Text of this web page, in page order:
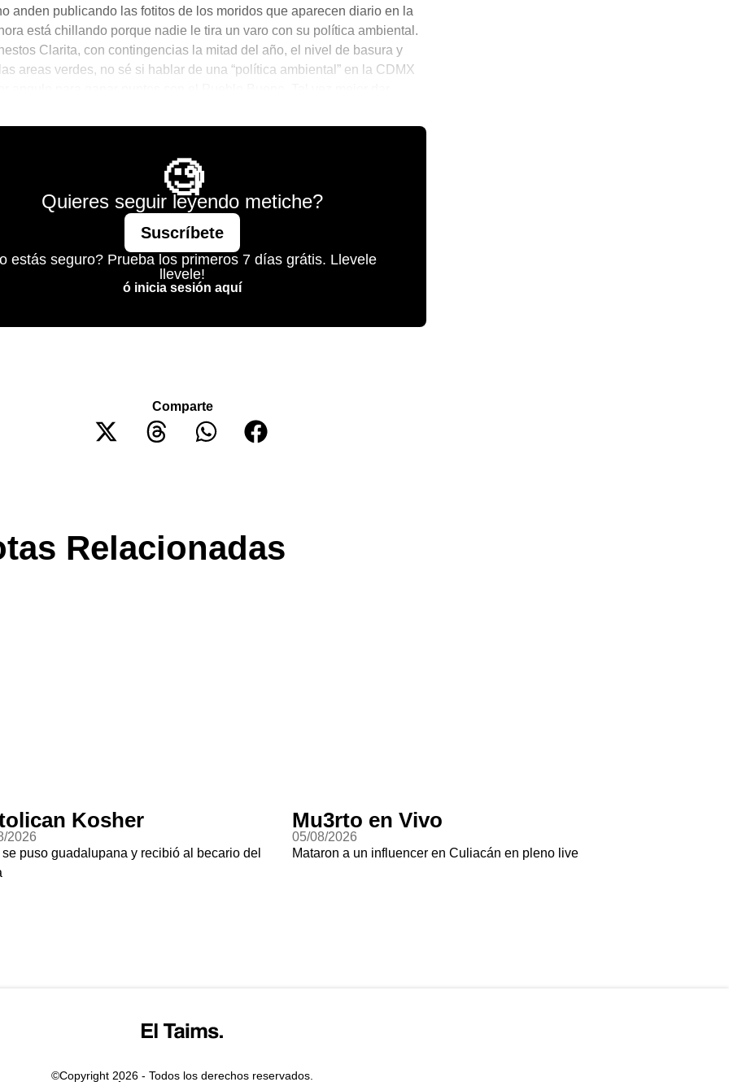
anden publicando las fotitos de los moridos que aparecen diario en la
está chillando porque nadie le tira un varo con su política ambiental.
Clarita, con contingencias la mitad del año, el nivel de basura y
areas verdes, no sé si hablar de una “política ambiental” en la CDMX
🧐
Quieres seguir leyendo metiche?
Suscríbete
estás seguro? Prueba los primeros 7 días grátis. Llevele
llevele!
ó inicia sesión aquí
Comparte
Relacionadas
Kosher
2026
puso guadalupana y recibió al becario del
Mu3rto en Vivo
05/08/2026
Mataron a un influencer en Culiacán en pleno live
©Copyright 2026 - Todos los derechos reservados.